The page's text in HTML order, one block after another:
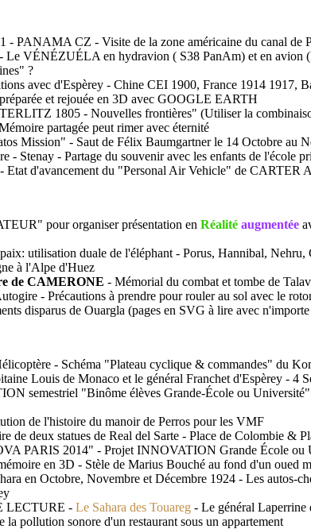
- PANAMA CZ - Visite de la zone américaine du canal
Le VÉNÉZUÉLA en hydravion ( S38 PanAm) et en avion
?
avec d'Espèrey - Chine CEI 1900, France 1914 1917,
et rejouée en 3D avec GOOGLE EARTH
1805 - Nouvelles frontières" (Utiliser la
partagée peut rimer avec éternité
Mission" - Saut de Félix Baumgartner le 14 Octobre au
- Stenay - Partage du souvenir avec les enfants de l'école
Etat d'avancement du "Personal Air Vehicle" de
pour organiser présentation en Réalité augmentée
utilisation duale de l'éléphant - Porus, Hannibal, Nehru,
à l'Alpe d'Huez
de CAMERONE - Mémorial du combat et tombe de
- Précautions à prendre pour rouler au sol avec le
disparus de Ouargla (pages en SVG à lire avec
- Schéma "Plateau cyclique & commandes" du
Louis de Monaco et le général Franchet d'Espèrey - 4
semestriel "Binôme élèves Grande-École ou
de l'histoire du manoir de Perros pour les VMF
de deux statues de Real del Sarte - Place de Colombie &
PARIS 2014" - Projet INNOVATION Grande École ou
en 3D - Stèle de Marius Bouché au fond d'un oued
en Octobre, Novembre et Décembre 1924 - Les autos-
LECTURE - Le Sahara des Touareg - Le général Laperrine
la pollution sonore d'un restaurant sous un appartement